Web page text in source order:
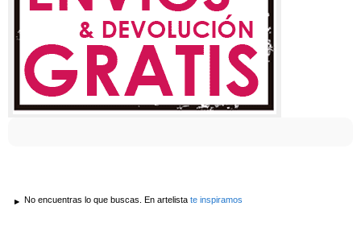
No encuentras lo que buscas. En artelista te inspiramos